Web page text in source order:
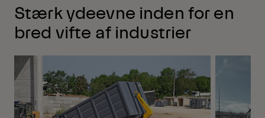
Stærk ydeevne inden for en
bred vifte af industrier